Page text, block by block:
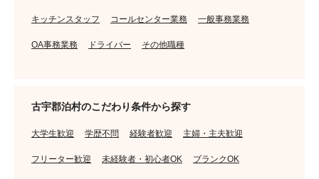
キッチンスタッフ コールセンター業務 一般事務業務
OA事務業務 ドライバー その他職種
古宇郡泊村のこだわり条件から探す
大学生歓迎 学歴不問 経験者歓迎 主婦・主夫歓迎
フリーター歓迎 未経験者・初心者OK ブランクOK